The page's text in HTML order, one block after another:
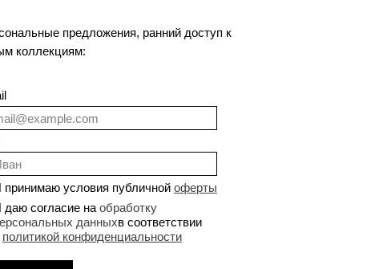
предложения, ранний доступ к
коллекциям:
принимаю условия публичной оферты
даю согласие на обработку
данныхв соответствии
политикой конфиденциальности